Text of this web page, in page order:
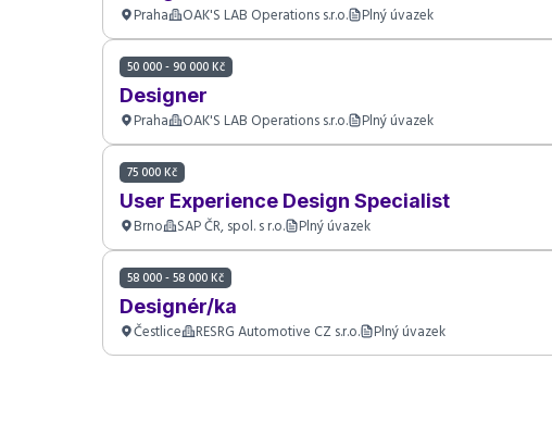
Praha OAK'S LAB Operations s.r.o. Plný úvazek
50 000 - 90 000 Kč
Designer
Praha OAK'S LAB Operations s.r.o. Plný úvazek
75 000 Kč
User Experience Design Specialist
Brno SAP ČR, spol. s r.o. Plný úvazek
58 000 - 58 000 Kč
Designér/ka
Čestlice RESRG Automotive CZ s.r.o. Plný úvazek